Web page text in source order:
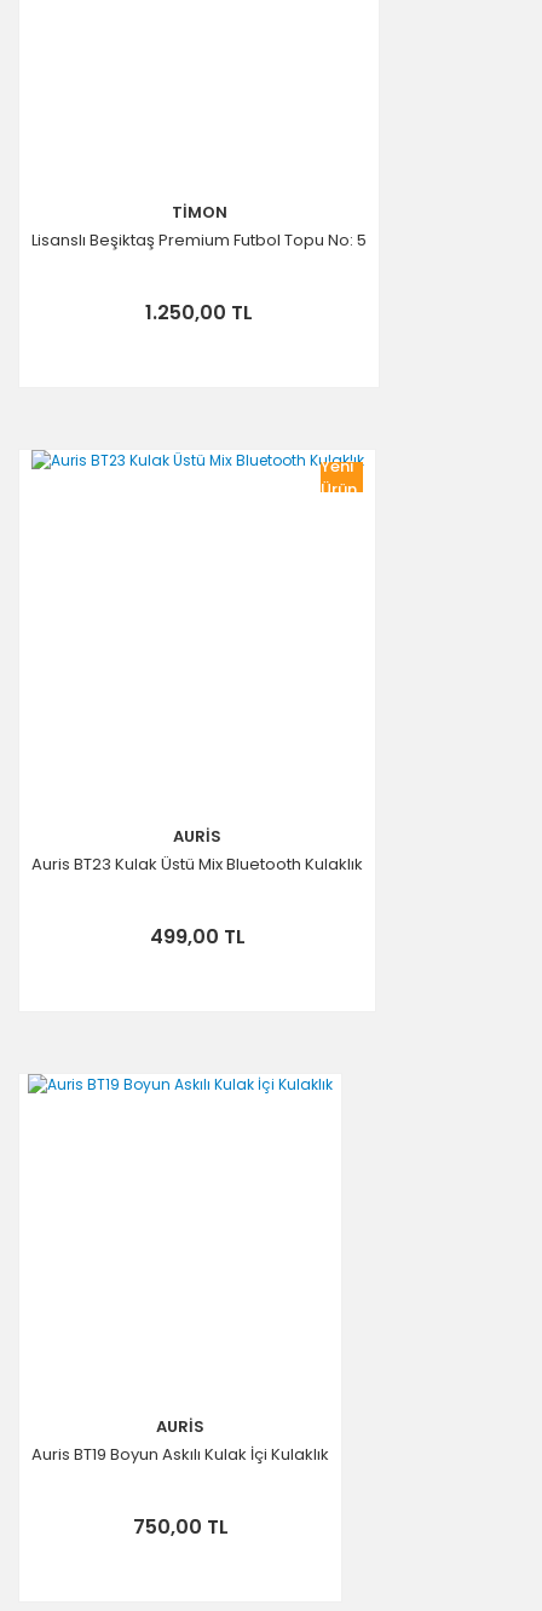
TİMON
Lisanslı Beşiktaş Premium Futbol Topu No: 5
1.250,00 TL
Yeni
Ürün
AURİS
Auris BT23 Kulak Üstü Mix Bluetooth Kulaklık
499,00 TL
AURİS
Auris BT19 Boyun Askılı Kulak İçi Kulaklık
750,00 TL